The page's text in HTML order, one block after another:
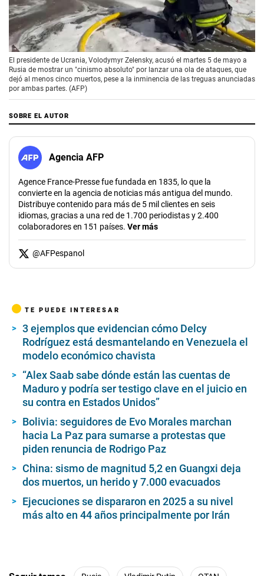
00:00 01:08
El presidente de Ucrania, Volodymyr Zelensky, acusó el martes 5 de mayo a
Rusia de mostrar un "cinismo absoluto" por lanzar una ola de ataques, que
dejó al menos cinco muertos, pese a la inminencia de las treguas anunciadas
por ambas partes. (AFP)
SOBRE EL AUTOR
Agencia AFP
Agence France-Presse fue fundada en 1835, lo que la
convierte en la agencia de noticias más antigua del mundo.
Distribuye contenido para más de 5 mil clientes en seis
idiomas, gracias a una red de 1.700 periodistas y 2.400
colaboradores en 151 países. Ver más
@AFPespanol
TE PUEDE INTERESAR
3 ejemplos que evidencian cómo Delcy
Rodríguez está desmantelando en Venezuela el
modelo económico chavista
“Alex Saab sabe dónde están las cuentas de
Maduro y podría ser testigo clave en el juicio en
su contra en Estados Unidos”
Bolivia: seguidores de Evo Morales marchan
hacia La Paz para sumarse a protestas que
piden renuncia de Rodrigo Paz
China: sismo de magnitud 5,2 en Guangxi deja
dos muertos, un herido y 7.000 evacuados
Ejecuciones se dispararon en 2025 a su nivel
más alto en 44 años principalmente por Irán